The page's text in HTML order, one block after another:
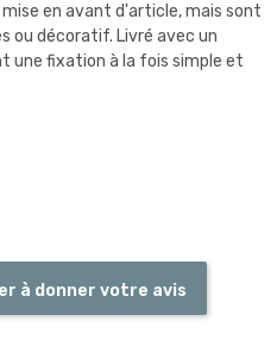
en avant d'article, mais sont
ou décoratif. Livré avec un
une fixation à la fois simple et
à donner votre avis